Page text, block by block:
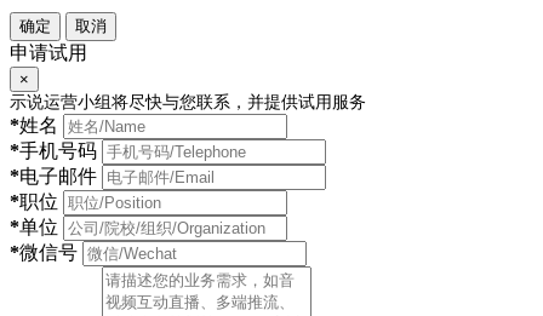
确定 取消
申请试用
×
示说运营小组将尽快与您联系，并提供试用服务
*姓名
*手机号码
*电子邮件
*职位
*单位
*微信号